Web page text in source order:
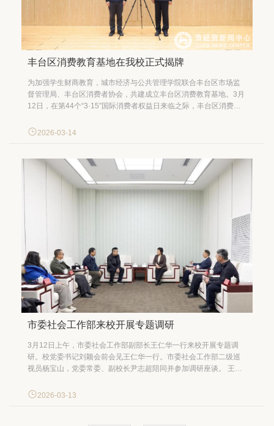
丰台区消费教育基地在我校正式揭牌
为加强学生财商教育，城市经济与公共管理学院联合丰台区市场监
督管理局、丰台区消费者协会，共建成立丰台区消费教育基地。3月
12日，在第44个“3·15”国际消费者权益日来临之际，丰台区消费教
起“知识宣讲+实践指导+维权服务”三位一体的特色消费教育体系。仪
2026-03-14
市委社会工作部来校开展专题调研
3月12日上午，市委社会工作部副部长王仁华一行来校开展专题调
研。校党委书记刘颖会前会见王仁华一行。市委社会工作部二级巡
视员杨宝山，党委常委、副校长尹志超陪同并参加调研座谈。 王仁
出贡献。他表示，作为新组建的市委职能部门，市委社会工作部非
2026-03-13